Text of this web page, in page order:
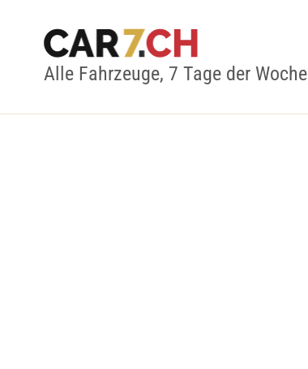
Alle Fahrzeuge, 7 Tage der Woche